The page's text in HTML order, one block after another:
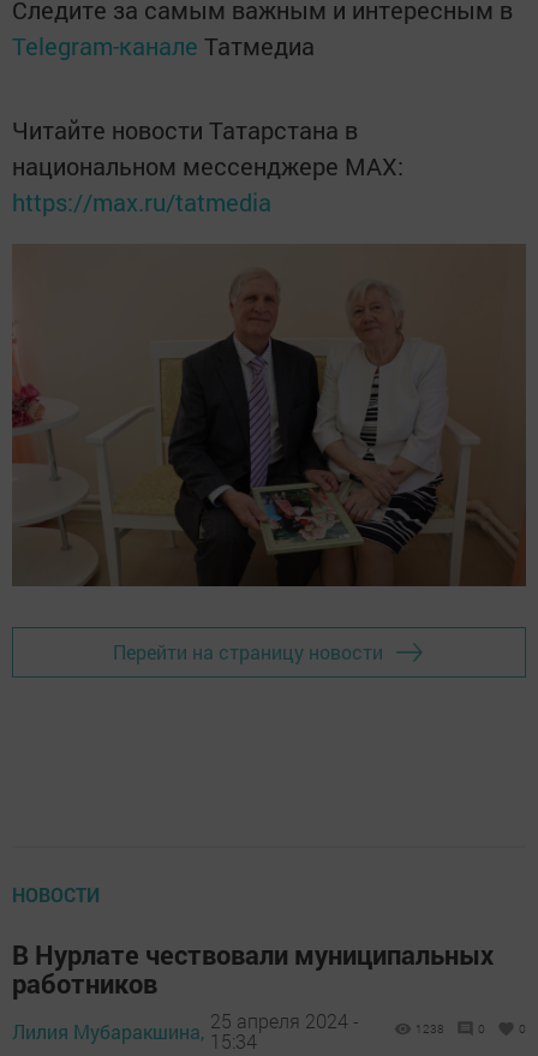
Следите за самым важным и интересным в
Telegram-канале Татмедиа
Читайте новости Татарстана в
национальном мессенджере MАХ:
https://max.ru/tatmedia
Перейти на страницу новости
НОВОСТИ
В Нурлате чествовали муниципальных
работников
Лилия Мубаракшина, 25 апреля 2024 -
15:34
1238 0 0